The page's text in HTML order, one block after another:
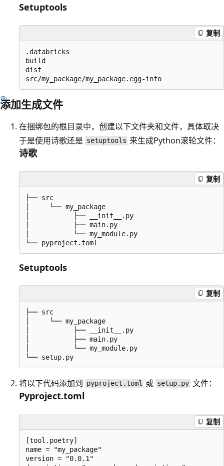
Setuptools
复制
.databricks
build
dist
添加生成文件
在捆绑包的根目录中，创建以下文件夹和文件，具体取决
于是使用诗歌还是 setuptools 来生成Python滚轮文件：
诗歌
复制
├── src
│     └── my_package
│           ├── __init__.py
│           ├── main.py
│           └── my_module.py
Setuptools
复制
├── src
│     └── my_package
│           ├── __init__.py
│           ├── main.py
│           └── my_module.py
将以下代码添加到 pyproject.toml 或 setup.py 文件：
Pyproject.toml
复制
[tool.poetry]
name = "my_package"
version = "0.0.1"